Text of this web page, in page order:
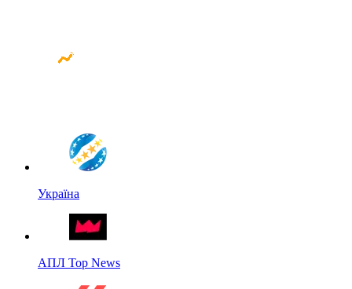
Україна
АПЛ Top News